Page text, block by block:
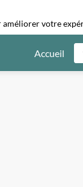
Accueil
votre